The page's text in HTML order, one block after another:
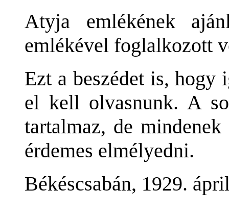
Atyja emlékének
emlékével foglalkozott
Ezt a beszédet is, hogy
el kell olvasnunk. A
tartalmaz, de
érdemes elmélyedni.
Békéscsabán, 1929.